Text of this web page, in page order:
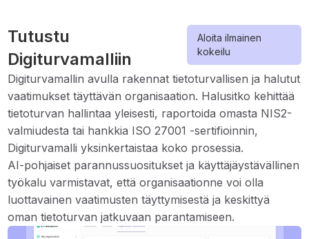
Tutustu
Digiturvamalliin
Aloita ilmainen
kokeilu
Digiturvamallin avulla rakennat tietoturvallisen ja halutut
vaatimukset täyttävän organisaation. Halusitko kehittää
tietoturvan hallintaa yleisesti, raportoida omasta NIS2-
valmiudesta tai hankkia ISO 27001 -sertifioinnin,
Digiturvamalli yksinkertaistaa koko prosessia.
AI-pohjaiset parannussuositukset ja käyttäjäystävällinen
työkalu varmistavat, että organisaationne voi olla
luottavainen vaatimusten täyttymisestä ja keskittyä
oman tietoturvan jatkuvaan parantamiseen.